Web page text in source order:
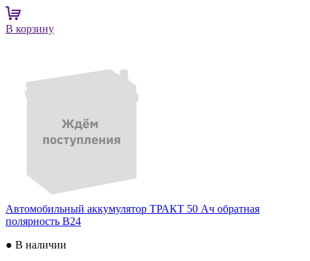
В корзину
Автомобильный аккумулятор ТРАКТ 50 Ач обратная
полярность B24
● В наличии